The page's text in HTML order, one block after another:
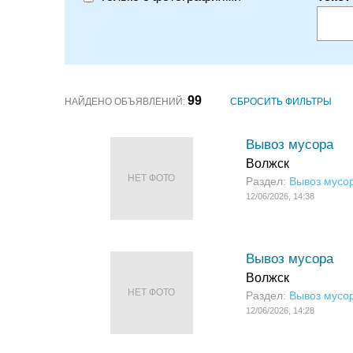
НАЙДЕНО ОБЪЯВЛЕНИЙ: 99 СБРОСИТЬ ФИЛЬТРЫ
НЕТ ФОТО
Вывоз мусора
Волжск
Раздел: Вывоз
12/06/2026, 14:38
НЕТ ФОТО
Вывоз мусора
Волжск
Раздел: Вывоз
12/06/2026, 14:28